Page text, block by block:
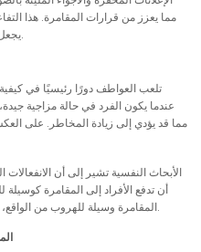
مما يعزز من قرارات المقامرة. هذا
يجعل من الصعب على الفرد التحكم في سلوكياته.
تلعب العواطف دورًا رئيسيًا في
عندما يكون الفرد في حالة مزاجية
مما قد يؤدي إلى زيادة المخاطر. على
الأبحاث النفسية تشير إلى أن
أن تدفع الأفراد إلى المقامرة
المقامرة وسيلة للهروب من الواقع، مما يزيد من خطر اتخاذ قرارات غير محسوبة.